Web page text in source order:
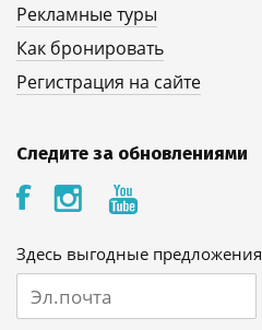
Рекламные туры
Как бронировать
Регистрация на сайте
Следите за обновлениями
Здесь выгодные предложения